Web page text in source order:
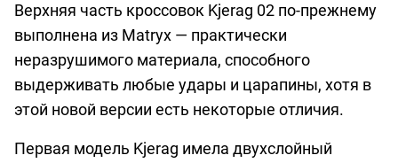
Верхняя часть кроссовок Kjerag 02 по-прежнему
выполнена из Matryx — практически
неразрушимого материала, способного
выдерживать любые удары и царапины, хотя в
этой новой версии есть некоторые отличия.
Первая модель Kjerag имела двухслойный